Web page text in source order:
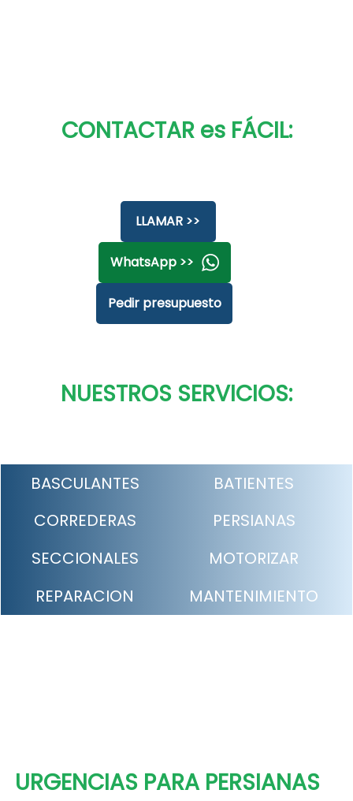
CONTACTAR es FÁCIL:
LLAMAR >>
WhatsApp >>
Pedir presupuesto
NUESTROS SERVICIOS:
BASCULANTES
BATIENTES
CORREDERAS
PERSIANAS
SECCIONALES
MOTORIZAR
REPARACION
MANTENIMIENTO
URGENCIAS PARA PERSIANAS